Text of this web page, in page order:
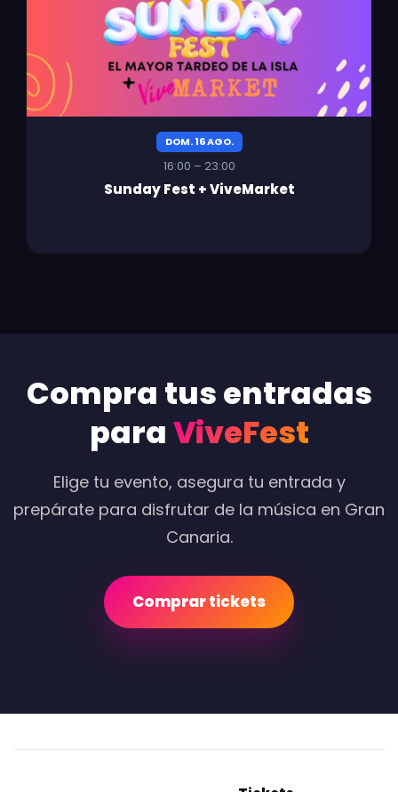
DOM. 16 AGO.
16:00 – 23:00
Sunday Fest + ViveMarket
Compra tus entradas
paraViveFest
Elige tu evento, asegura tu entrada y
prepárate para disfrutar de la música en Gran
Canaria.
Comprar tickets